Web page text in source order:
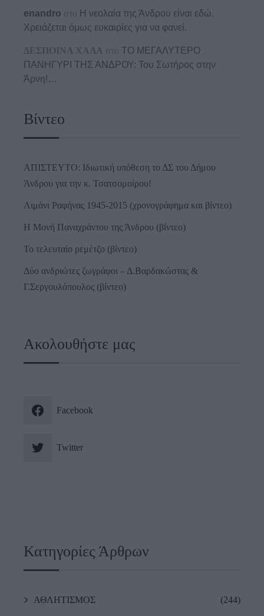
enandro στο Η νεολαία της Άνδρου είναι εδώ.
Χρειάζεται όμως ευκαιρίες για να φανεί.
ΔΕΣΠΟΙΝΑ ΧΑΛΑ στο ΤΟ ΜΕΓΑΛΥΤΕΡΟ
ΠΑΝΗΓΥΡΙ ΤΗΣ ΑΝΔΡΟΥ: Του Σωτήρος στην
Άρνη!…
Βίντεο
ΑΠΙΣΤΕΥΤΟ: Ιδιωτική υπόθεση το ΔΣ του Δήμου
Άνδρου για την κ. Τσατσομοίρου!
Λιμάνι Ραφήνας 1945-2015 (χρονογράφημα και βίντεο)
Η Μονή Παναχράντου της Άνδρου (βίντεο)
Το τελευταίο ρεμέτζο (βίντεο)
Δύο ανδριώτες ζωγράφοι – Δ.Βαρδακώστας &
Γ.Σεργουλόπουλος (βίντεο)
Ακολουθήστε μας
Facebook
Twitter
Κατηγορίες Άρθρων
ΑΘΛΗΤΙΣΜΟΣ (244)